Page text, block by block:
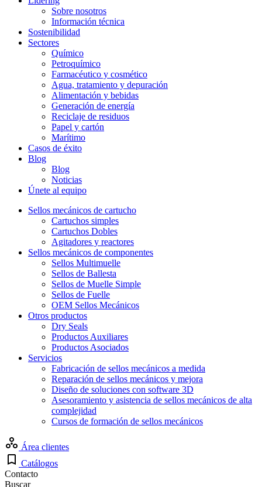
Sobre nosotros
Información técnica
Sostenibilidad
Sectores
Químico
Petroquímico
Farmacéutico y cosmético
Agua, tratamiento y depuración
Alimentación y bebidas
Generación de energía
Reciclaje de residuos
Papel y cartón
Marítimo
Casos de éxito
Blog
Blog
Noticias
Únete al equipo
Sellos mecánicos de cartucho
Cartuchos simples
Cartuchos Dobles
Agitadores y reactores
Sellos mecánicos de componentes
Sellos Multimuelle
Sellos de Ballesta
Sellos de Muelle Simple
Sellos de Fuelle
OEM Sellos Mecánicos
Otros productos
Dry Seals
Productos Auxiliares
Productos Asociados
Servicios
Fabricación de sellos mecánicos a medida
Reparación de sellos mecánicos y mejora
Diseño de soluciones con software 3D
Asesoramiento y asistencia de sellos mecánicos de alta
complejidad
Cursos de formación de sellos mecánicos
Área clientes
Catálogos
Contacto
Buscar